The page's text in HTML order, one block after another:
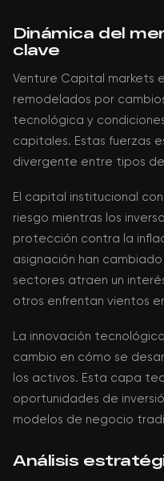
Dinámica del
clave
Venture Capital markets
remodelados por
tecnológica y
capitales. Estas fuerzas
divergente entre tipos
El capital institucional
riesgo mientras los
protección contra la
asignación han
sectores atraen un
otros enfrentan vientos
La innovación
cambio en cómo se
los activos. Esta capa
oportunidades de
modelos de negocio
Análisis